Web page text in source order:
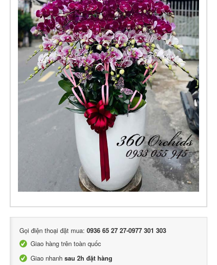
Gọi điện thoại đặt mua: 0936 65 27 27-0977 301 303
Giao hàng trên toàn quốc
Giao nhanh sau 2h đặt hàng